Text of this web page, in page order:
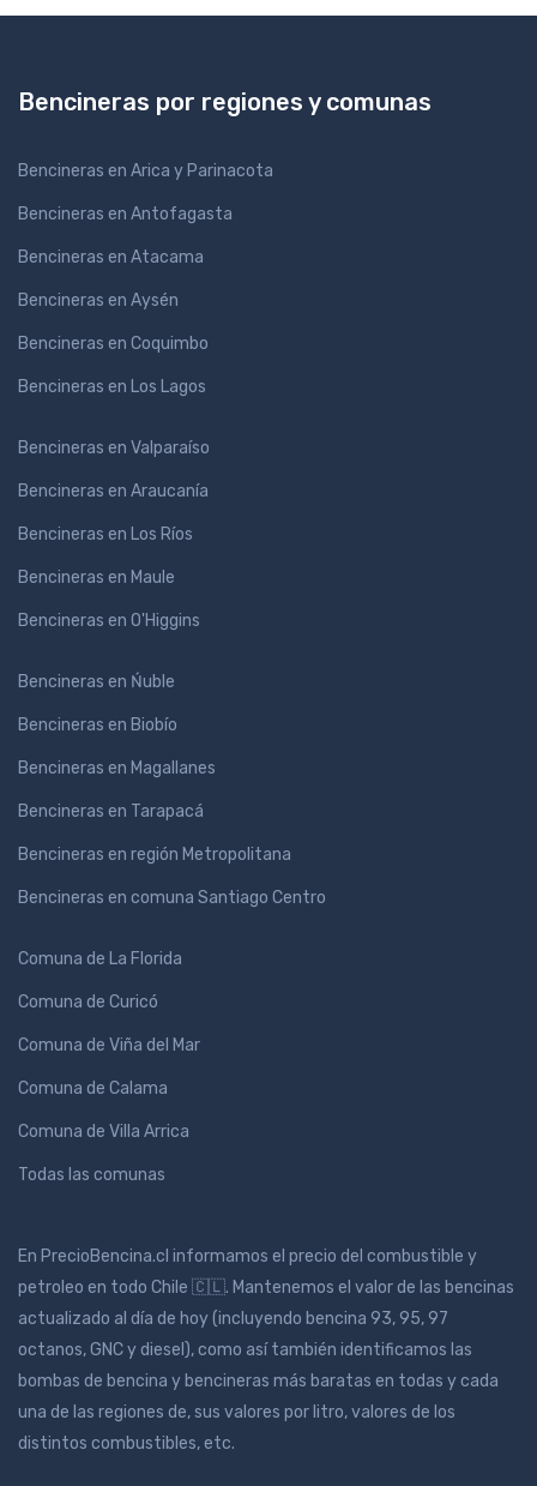
Bencineras por regiones y comunas
Bencineras en Arica y Parinacota
Bencineras en Antofagasta
Bencineras en Atacama
Bencineras en Aysén
Bencineras en Coquimbo
Bencineras en Los Lagos
Bencineras en Valparaíso
Bencineras en Araucanía
Bencineras en Los Ríos
Bencineras en Maule
Bencineras en O'Higgins
Bencineras en Ńuble
Bencineras en Biobío
Bencineras en Magallanes
Bencineras en Tarapacá
Bencineras en región Metropolitana
Bencineras en comuna Santiago Centro
Comuna de La Florida
Comuna de Curicó
Comuna de Viña del Mar
Comuna de Calama
Comuna de Villa Arrica
Todas las comunas
En PrecioBencina.cl informamos el precio del combustible y
petroleo en todo Chile 🇨🇱. Mantenemos el valor de las bencinas
actualizado al día de hoy (incluyendo bencina 93, 95, 97
octanos, GNC y diesel), como así también identificamos las
bombas de bencina y bencineras más baratas en todas y cada
una de las regiones de, sus valores por litro, valores de los
distintos combustibles, etc.